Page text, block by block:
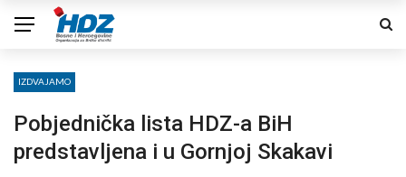
IZDVAJAMO
Pobjednička lista HDZ-a BiH
predstavljena i u Gornjoj Skakavi